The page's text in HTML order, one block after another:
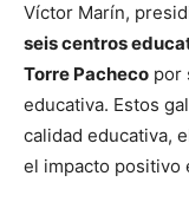
Víctor Marín,
seis centros
Torre Pacheco por
educativa. Estos
calidad educativa,
el impacto positivo